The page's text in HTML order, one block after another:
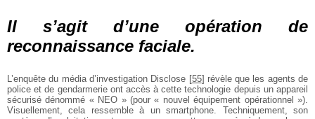
Il s’agit d’une opération de
reconnaissance faciale.
L’enquête du média d’investigation Disclose [55] révèle que les agents de
police et de gendarmerie ont accès à cette technologie depuis un appareil
sécurisé dénommé « NEO » (pour « nouvel équipement opérationnel »).
Visuellement, cela ressemble à un smartphone. Techniquement, son